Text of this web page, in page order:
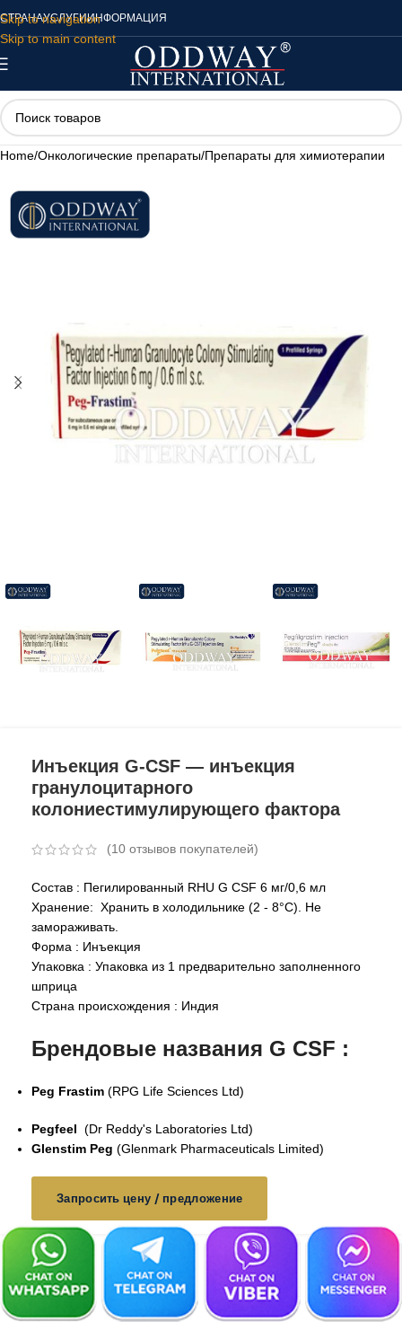
Skip to navigation
Skip to main content
СТРАНАУСЛУГИИНФОРМАЦИЯ
Home/Онкологические препараты/Препараты для химиотерапии
Инъекция G-CSF — инъекция
гранулоцитарного
колониестимулирующего фактора
(10 отзывов покупателей)
Состав : Пегилированный RHU G CSF 6 мг/0,6 мл
Хранение: Хранить в холодильнике (2 - 8°C). Не
замораживать.
Форма : Инъекция
Упаковка : Упаковка из 1 предварительно заполненного
шприца
Страна происхождения : Индия
Брендовые названия G CSF :
Peg Frastim (RPG Life Sciences Ltd)
Pegfeel (Dr Reddy's Laboratories Ltd)
Glenstim Peg (Glenmark Pharmaceuticals Limited)
Запросить цену / предложение